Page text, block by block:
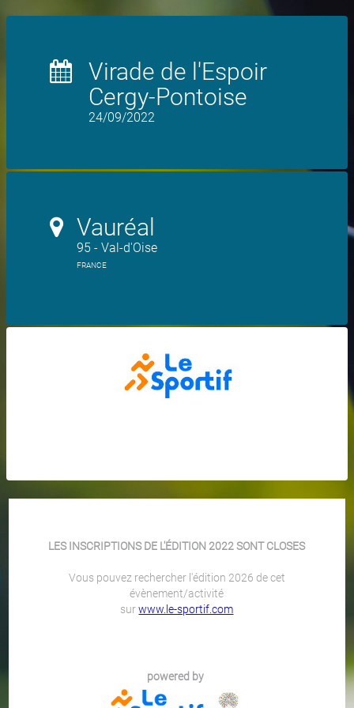
Virade de l'Espoir
Cergy-Pontoise
24/09/2022
Vauréal
95 - Val-d'Oise
FRANCE
LES INSCRIPTIONS DE L'ÉDITION 2022 SONT CLOSES
Vous pouvez rechercher l'édition 2026 de cet
évènement/activité
surwww.le-sportif.com
powered by